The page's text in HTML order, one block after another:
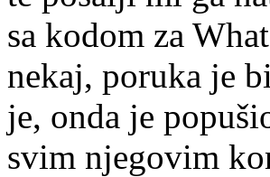
sa kodom za
nekaj, poruka je
je, onda je
svim njegovim